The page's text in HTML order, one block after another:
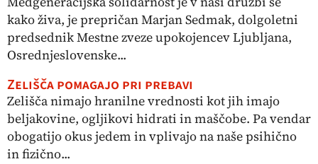
kako živa, je prepričan Marjan Sedmak, dolgoletni
predsednik Mestne zveze upokojencev Ljubljana,
Osrednjeslovenske...
Zelišča pomagajo pri prebavi
Zelišča nimajo hranilne vrednosti kot jih imajo
beljakovine, ogljikovi hidrati in maščobe. Pa vendar
obogatijo okus jedem in vplivajo na naše psihično
in fizično...